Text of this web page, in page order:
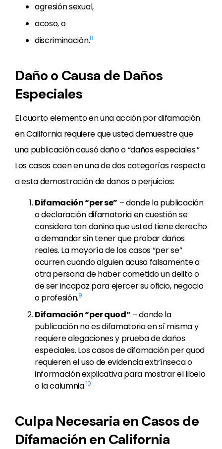
agresión sexual,
acoso, o
discriminación.8
Daño o Causa de Daños
Especiales
El cuarto elemento en una acción por difamación
en California requiere que usted demuestre que
una publicación causó daño o “daños especiales.”
Los casos caen en una de dos categorías respecto
a esta demostración de daños o perjuicios:
Difamación “per se” – donde la publicación
o declaración difamatoria en cuestión se
considera tan dañina que usted tiene derecho
a demandar sin tener que probar daños
reales. La mayoría de los casos “per se”
ocurren cuando alguien acusa falsamente a
otra persona de haber cometido un delito o
de ser incapaz para ejercer su oficio, negocio
o profesión.9
Difamación “per quod” – donde la
publicación no es difamatoria en sí misma y
requiere alegaciones y prueba de daños
especiales. Los casos de difamación per quod
requieren el uso de evidencia extrínseca o
información explicativa para mostrar el libelo
o la calumnia.10
Culpa Necesaria en Casos de
Difamación en California